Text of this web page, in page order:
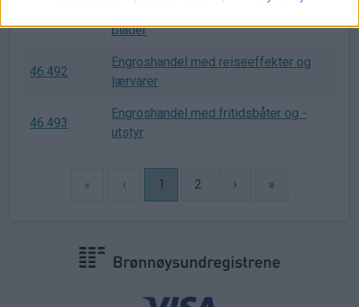
blader
46.492
Engroshandel med reiseeffekter og
lærvarer
46.493
Engroshandel med fritidsbåter og -
utstyr
« ‹ 1 2 › »